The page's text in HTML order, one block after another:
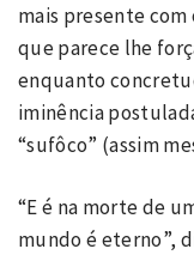
mais presente com
que parece lhe
enquanto
iminência
“sufôco” (assim
“E é na morte de
mundo é eterno”,